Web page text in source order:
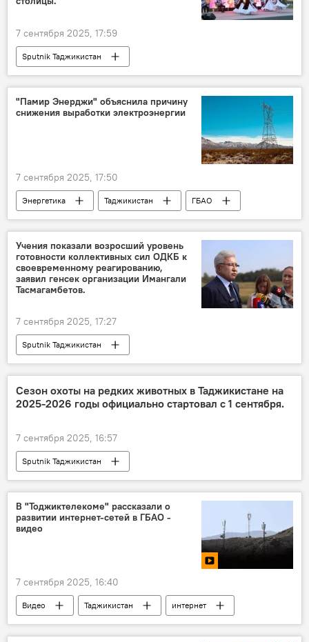
7 сентября 2025, 17:59
Sputnik Таджикистан
"Памир Энерджи" объяснила причину
снижения выработки электроэнергии
7 сентября 2025, 17:50
Энергетика Таджикистан ГБАО
Учения показали возросший уровень
готовности коллективных сил ОДКБ к
своевременному реагированию,
заявил генсек организации Имангали
Тасмагамбетов.
7 сентября 2025, 17:27
Sputnik Таджикистан
Сезон охоты на редких животных в Таджикистане на
2025-2026 годы официально стартовал с 1 сентября.
7 сентября 2025, 16:57
Sputnik Таджикистан
В "Тоджиктелекоме" рассказали о
развитии интернет-сетей в ГБАО -
видео
7 сентября 2025, 16:40
Видео Таджикистан
интернет
мобильная связь